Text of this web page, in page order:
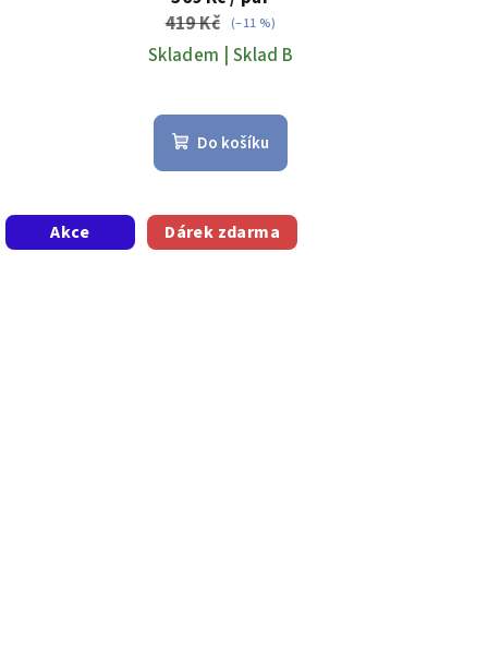
419 Kč (–11 %)
Skladem | Sklad B
Do košíku
Akce Dárek zdarma